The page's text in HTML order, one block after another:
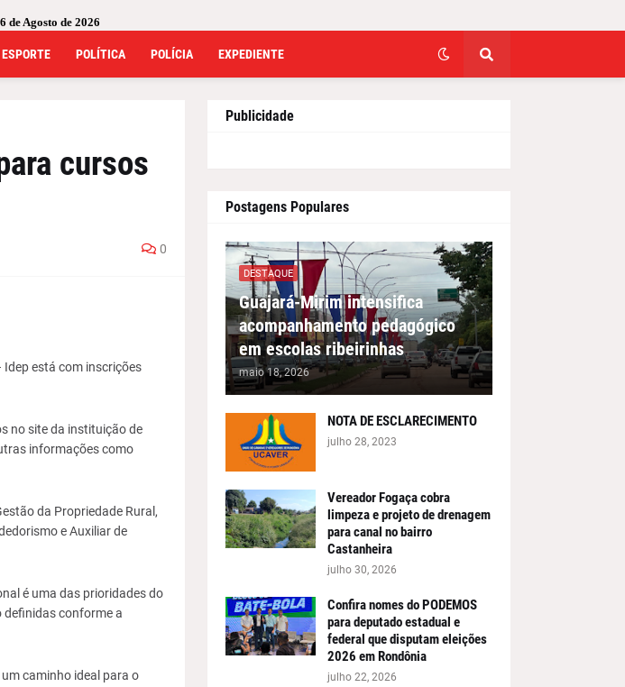
de Agosto de 2026
ESPORTE POLÍTICA POLÍCIA EXPEDIENTE
cursos
0
está com inscrições
no site da instituição de
informações como
da Propriedade Rural,
e Auxiliar de
é uma das prioridades do
definidas conforme a
caminho ideal para o
Publicidade
Postagens Populares
DESTAQUE
Guajará-Mirim intensifica
acompanhamento pedagógico
em escolas ribeirinhas
maio 18, 2026
NOTA DE ESCLARECIMENTO
julho 28, 2023
Vereador Fogaça cobra
limpeza e projeto de drenagem
para canal no bairro
Castanheira
julho 30, 2026
Confira nomes do PODEMOS
para deputado estadual e
federal que disputam eleições
2026 em Rondônia
julho 22, 2026